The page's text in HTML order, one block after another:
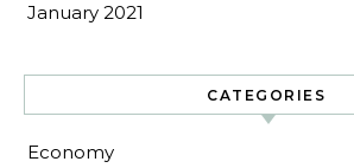
January 2021
CATEGORIES
Economy